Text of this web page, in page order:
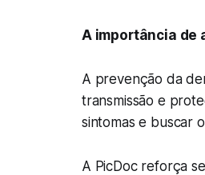
A importância de
A prevenção da
transmissão e
sintomas e buscar
A PicDoc reforça